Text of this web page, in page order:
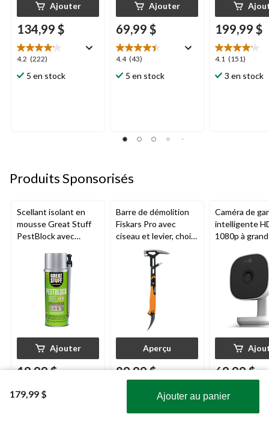
179,99 $ Ajouter au panier
Ajouter
134,99 $
4.2 (222)
4.2
étoile(s)
sur
5 en stock
Ajouter
69,99 $
4.4 (43)
4.4
étoile(s)
sur
5 en stock
199,99 $
4.1 (151)
4.1
étoile(s)
sur
3 en stock
Produits Sponsorisés
Scellant isolant en
mousse Great Stuff
PestBlock avec
intelligent, usage
intérieur/extérieur, 12
Ajouter
19,99 $
4.2 (242)
4.2
Barre de démolition
Fiskars Pro avec
ciseau et levier, choix
de tailles
Aperçu
89,99 $ et+
étoile(s)
Caméra de
intelligente
1080p à
nocturne,
aux
69,99 $
4.1 (703)
4.1
étoile(s)
Obtenez les plus récentes offres!